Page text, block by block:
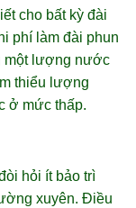
cho bất kỳ đài
phí làm đài phun
một lượng nước
thiểu lượng
ở mức thấp.
hỏi ít bảo trì
xuyên. Điều